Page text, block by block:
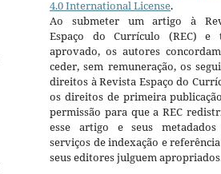
4.0 International License.
Ao submeter um artigo à
Espaço do Currículo (REC) e
aprovado, os autores
ceder, sem remuneração, os
direitos à Revista Espaço do
os direitos de primeira
permissão para que a REC
esse artigo e seus metadados
serviços de indexação e
seus editores julguem